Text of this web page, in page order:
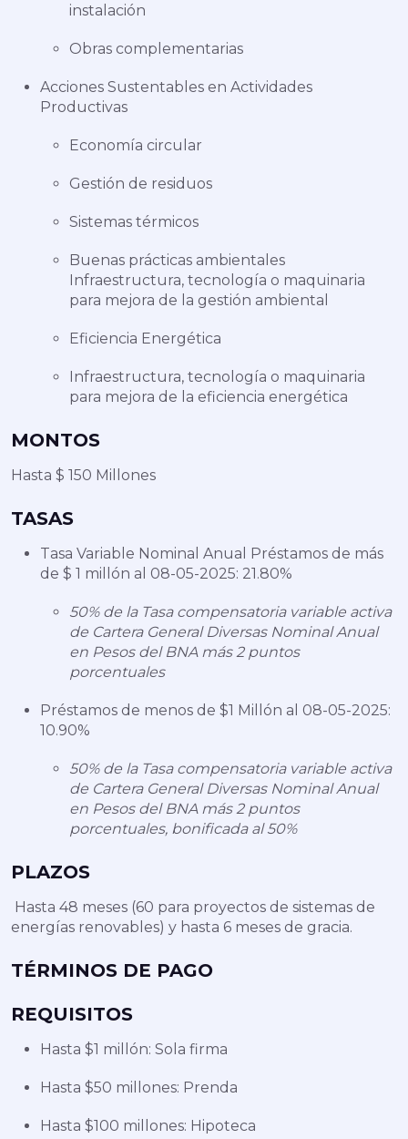
instalación
Obras complementarias
Acciones Sustentables en Actividades
Productivas
Economía circular
Gestión de residuos
Sistemas térmicos
Buenas prácticas ambientales
Infraestructura, tecnología o maquinaria
para mejora de la gestión ambiental
Eficiencia Energética
Infraestructura, tecnología o maquinaria
para mejora de la eficiencia energética
MONTOS
Hasta $ 150 Millones
TASAS
Tasa Variable Nominal Anual Préstamos de más
de $ 1 millón al 08-05-2025: 21.80%
50% de la Tasa compensatoria variable activa
de Cartera General Diversas Nominal Anual
en Pesos del BNA más 2 puntos
porcentuales
Préstamos de menos de $1 Millón al 08-05-2025:
10.90%
50% de la Tasa compensatoria variable activa
de Cartera General Diversas Nominal Anual
en Pesos del BNA más 2 puntos
porcentuales, bonificada al 50%
PLAZOS
Hasta 48 meses (60 para proyectos de sistemas de
energías renovables) y hasta 6 meses de gracia.
TÉRMINOS DE PAGO
REQUISITOS
Hasta $1 millón: Sola firma
Hasta $50 millones: Prenda
Hasta $100 millones: Hipoteca